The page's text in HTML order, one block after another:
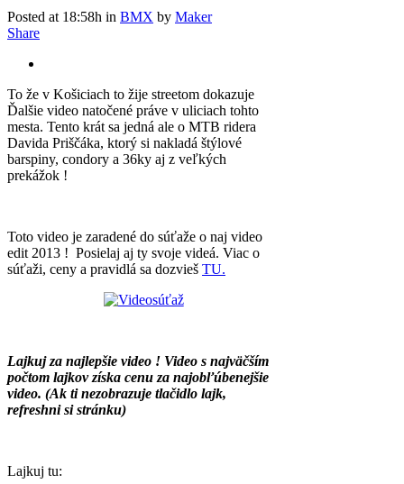
Posted at 18:58h in BMX by Maker
Share
To že v Košiciach to žije streetom dokazuje
Ďalšie video natočené práve v uliciach tohto
mesta. Tento krát sa jedná ale o MTB ridera
Davida Priščáka, ktorý si nakladá štýlové
barspiny, condory a 36ky aj z veľkých
prekážok !
Toto video je zaradené do súťaže o naj video
edit 2013 ! Posielaj aj ty svoje videá. Viac o
súťaži, ceny a pravidlá sa dozvieš TU.
Lajkuj za najlepšie video ! Video s najväčším
počtom lajkov získa cenu za najobľúbenejšie
video. (Ak ti nezobrazuje tlačidlo lajk,
refreshni si stránku)
Lajkuj tu: